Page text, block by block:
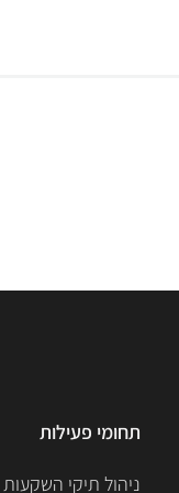
תחומי פעילות
ניהול תיקי השקעות